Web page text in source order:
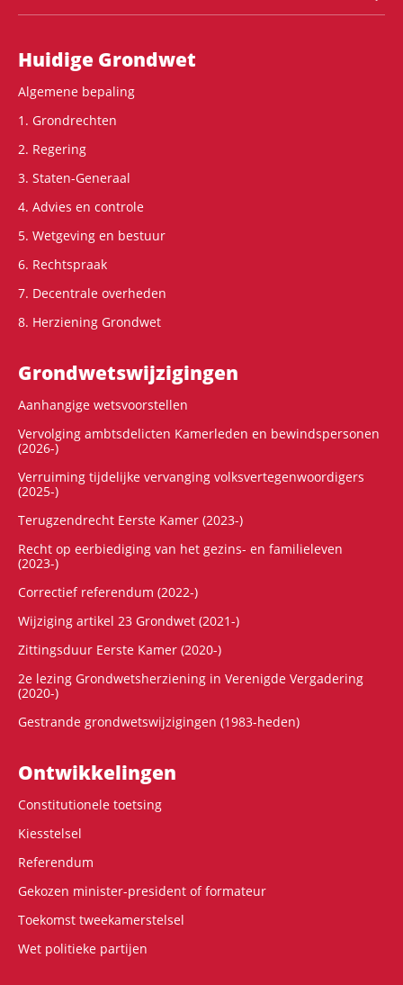
Hoofdnavigatie
Huidige Grondwet
Algemene bepaling
1. Grondrechten
2. Regering
3. Staten-Generaal
4. Advies en controle
5. Wetgeving en bestuur
6. Rechtspraak
7. Decentrale overheden
8. Herziening Grondwet
Grondwets­wijzigingen
Aanhangige wetsvoorstellen
Vervolging ambtsdelicten Kamerleden en bewindspersonen
(2026-)
Verruiming tijdelijke vervanging volksvertegenwoordigers
(2025-)
Terugzendrecht Eerste Kamer (2023-)
Recht op eerbiediging van het gezins- en familieleven
(2023-)
Correctief referendum (2022-)
Wijziging artikel 23 Grondwet (2021-)
Zittingsduur Eerste Kamer (2020-)
2e lezing Grondwetsherziening in Verenigde Vergadering
(2020-)
Gestrande grondwetswijzigingen (1983-heden)
Ontwikke­lingen
Constitutionele toetsing
Kiesstelsel
Referendum
Gekozen minister-president of formateur
Toekomst tweekamerstelsel
Wet politieke partijen